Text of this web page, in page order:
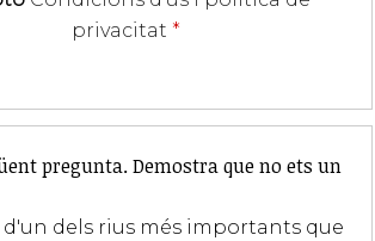
privacitat *
pregunta. Demostra que no ets un
d'un dels rius més importants que